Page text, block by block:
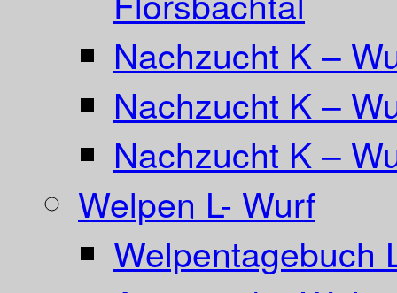
Nachzucht K –
Nachzucht K –
Nachzucht K –
Welpen L- Wurf
Welpentagebuch